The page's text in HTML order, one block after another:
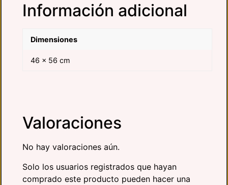
Información adicional
Dimensiones
46 × 56 cm
Valoraciones
No hay valoraciones aún.
Solo los usuarios registrados que hayan
comprado este producto pueden hacer una